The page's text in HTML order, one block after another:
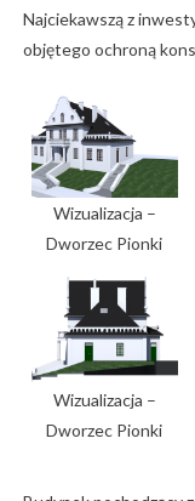
Najciekawszą z
objętego ochroną
Wizualizacja –
Dworzec Pionki
Wizualizacja –
Dworzec Pionki